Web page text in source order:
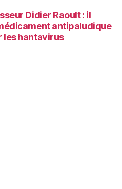
Didier Raoult : il
antipaludique
les hantavirus